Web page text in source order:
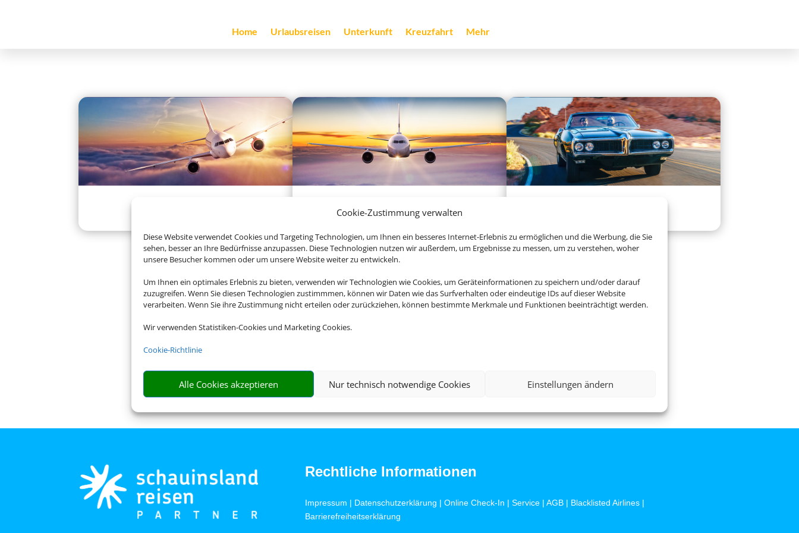
Cookie-Zustimmung verwalten
Diese Website verwendet Cookies und Targeting Technologien, um Ihnen ein besseres Internet-Erlebnis zu ermöglichen und die Werbung, die Sie
sehen, besser an Ihre Bedürfnisse anzupassen. Diese Technologien nutzen wir außerdem, um Ergebnisse zu messen, um zu verstehen, woher
unsere Besucher kommen oder um unsere Website weiter zu entwickeln.
Um Ihnen ein optimales Erlebnis zu bieten, verwenden wir Technologien wie Cookies, um Geräteinformationen zu speichern und/oder darauf
zuzugreifen. Wenn Sie diesen Technologien zustimmmen, können wir Daten wie das Surfverhalten oder eindeutige IDs auf dieser Website
verarbeiten. Wenn Sie ihre Zustimmung nicht erteilen oder zurückziehen, können bestimmte Merkmale und Funktionen beeinträchtigt werden.
Wir verwenden Statistiken-Cookies und Marketing Cookies.
Cookie-Richtlinie
Alle Cookies akzeptieren Nur technisch notwendige Cookies Einstellungen ändern
Home Urlaubsreisen Unterkunft Kreuzfahrt Mehr
Linienflug
Rechtliche Informationen
Impressum | Datenschutzerklärung | Online Check-In | Service| AGB| Blacklisted Airlines|
Barrierefreiheitserklärung